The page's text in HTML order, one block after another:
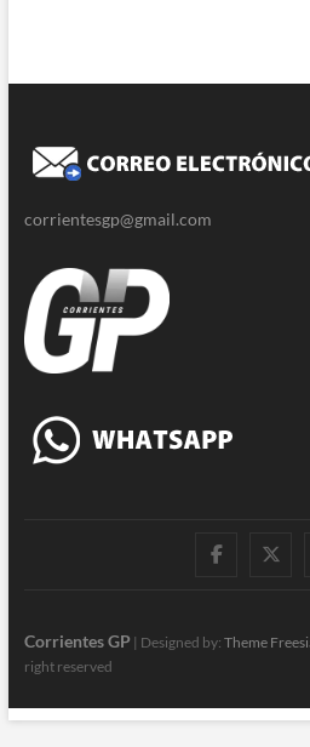
corrientesgp@gmail.com
|
Corrientes GP | Designed by: Theme
right reserved